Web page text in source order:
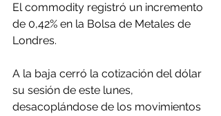
El commodity registró un incremento
de 0,42% en la Bolsa de Metales de
Londres.
A la baja cerró la cotización del dólar
su sesión de este lunes,
desacoplándose de los movimientos